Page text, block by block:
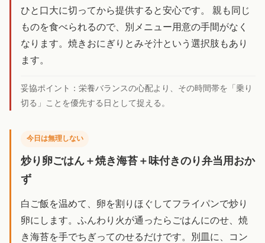
ひと口大に切ってから提供すると安心です。 親も同じ
ものを食べられるので、別メニュー用意の手間がなく
なります。焼きおにぎりとみそ汁という選択肢もあり
ます。
妥協ポイント： 栄養バランスの心配より、その時間帯を「乗り
切る」ことを優先する日として捉える。
今日は無理しない
炒り卵ごはん＋焼き海苔＋味付きのり弁当用おか
ず
白ご飯を温めて、卵を割りほぐしてフライパンで炒り
卵にします。ふんわり火が通ったらごはんにのせ、焼
き海苔を手でちぎってのせるだけです。別皿に、コン